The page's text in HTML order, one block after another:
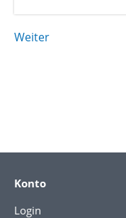
Weiter
Konto
Login